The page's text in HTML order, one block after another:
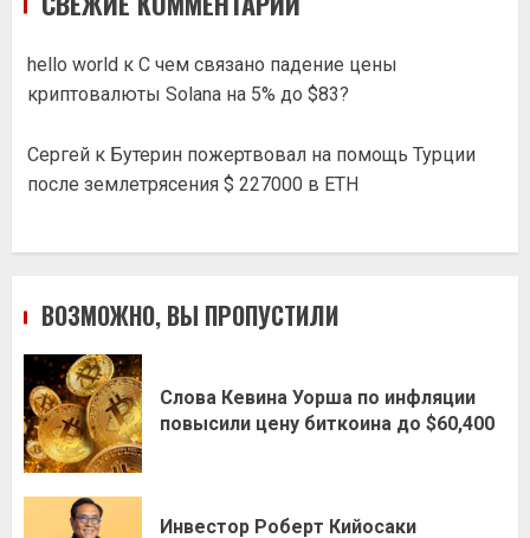
hello world к С чем связано падение цены
криптовалюты Solana на 5% до $83?
Сергей к Бутерин пожертвовал на помощь Турции
после землетрясения $ 227000 в ETH
ВОЗМОЖНО, ВЫ ПРОПУСТИЛИ
Слова Кевина Уорша по инфляции
повысили цену биткоина до $60,400
Инвестор Роберт Кийосаки